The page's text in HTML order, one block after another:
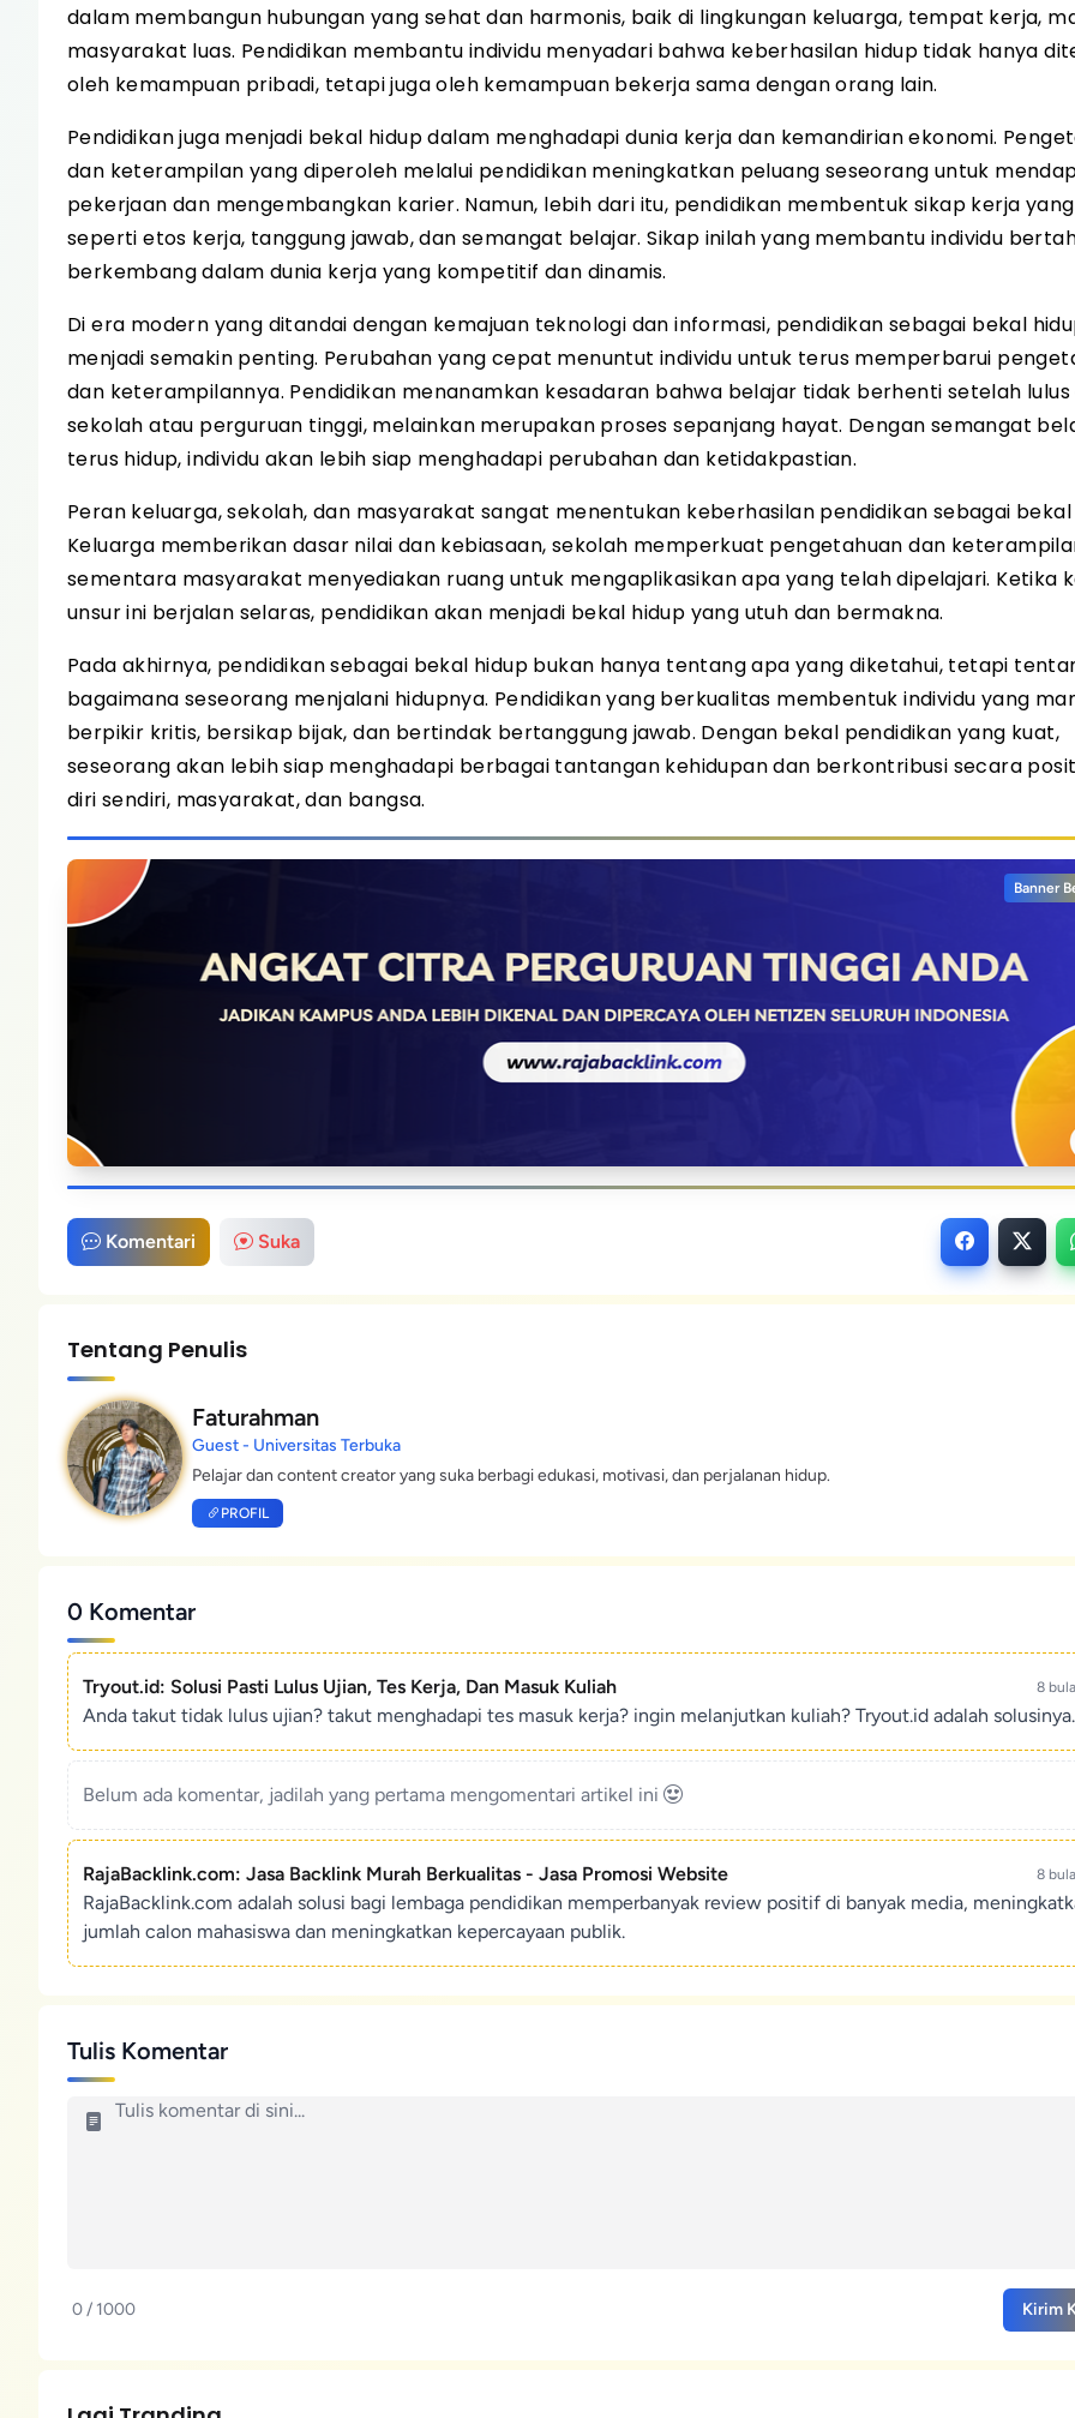
dalam membangun hubungan yang sehat dan harmonis, baik di lingkungan keluarga, tempat kerja,
masyarakat luas. Pendidikan membantu individu menyadari bahwa keberhasilan hidup tidak hanya
oleh kemampuan pribadi, tetapi juga oleh kemampuan bekerja sama dengan orang lain.
Pendidikan juga menjadi bekal hidup dalam menghadapi dunia kerja dan kemandirian ekonomi.
dan keterampilan yang diperoleh melalui pendidikan meningkatkan peluang seseorang untuk
pekerjaan dan mengembangkan karier. Namun, lebih dari itu, pendidikan membentuk sikap kerja
seperti etos kerja, tanggung jawab, dan semangat belajar. Sikap inilah yang membantu individu
berkembang dalam dunia kerja yang kompetitif dan dinamis.
Di era modern yang ditandai dengan kemajuan teknologi dan informasi, pendidikan sebagai bekal
menjadi semakin penting. Perubahan yang cepat menuntut individu untuk terus memperbarui
dan keterampilannya. Pendidikan menanamkan kesadaran bahwa belajar tidak berhenti setelah
sekolah atau perguruan tinggi, melainkan merupakan proses sepanjang hayat. Dengan semangat
terus hidup, individu akan lebih siap menghadapi perubahan dan ketidakpastian.
Peran keluarga, sekolah, dan masyarakat sangat menentukan keberhasilan pendidikan sebagai bekal
Keluarga memberikan dasar nilai dan kebiasaan, sekolah memperkuat pengetahuan dan
sementara masyarakat menyediakan ruang untuk mengaplikasikan apa yang telah dipelajari. Ketika
unsur ini berjalan selaras, pendidikan akan menjadi bekal hidup yang utuh dan bermakna.
Pada akhirnya, pendidikan sebagai bekal hidup bukan hanya tentang apa yang diketahui, tetapi
bagaimana seseorang menjalani hidupnya. Pendidikan yang berkualitas membentuk individu yang
berpikir kritis, bersikap bijak, dan bertindak bertanggung jawab. Dengan bekal pendidikan yang kuat,
seseorang akan lebih siap menghadapi berbagai tantangan kehidupan dan berkontribusi secara
diri sendiri, masyarakat, dan bangsa.
Banner
Komentari Suka
Tentang Penulis
Faturahman
Guest - Universitas Terbuka
Pelajar dan content creator yang suka berbagi edukasi, motivasi, dan perjalanan hidup.
PROFIL
0 Komentar
Tryout.id: Solusi Pasti Lulus Ujian, Tes Kerja, Dan Masuk Kuliah 8
Anda takut tidak lulus ujian? takut menghadapi tes masuk kerja? ingin melanjutkan kuliah? Tryout.id adalah solusinya.
Belum ada komentar, jadilah yang pertama mengomentari artikel ini
RajaBacklink.com: Jasa Backlink Murah Berkualitas - Jasa Promosi Website 8
RajaBacklink.com adalah solusi bagi lembaga pendidikan memperbanyak review positif di banyak media,
jumlah calon mahasiswa dan meningkatkan kepercayaan publik.
Tulis Komentar
0 / 1000 Kirim